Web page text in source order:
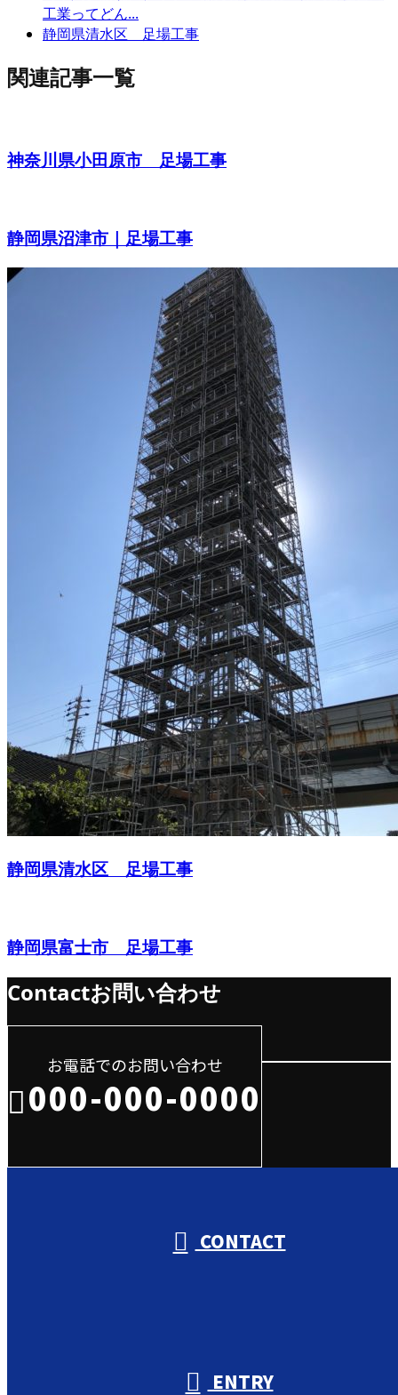
工業ってどん...
静岡県清水区 足場工事
関連記事一覧
神奈川県小田原市 足場工事
静岡県沼津市｜足場工事
静岡県清水区 足場工事
静岡県富士市 足場工事
Contactお問い合わせ
お電話でのお問い合わせ
000-000-0000
CONTACT
ENTRY